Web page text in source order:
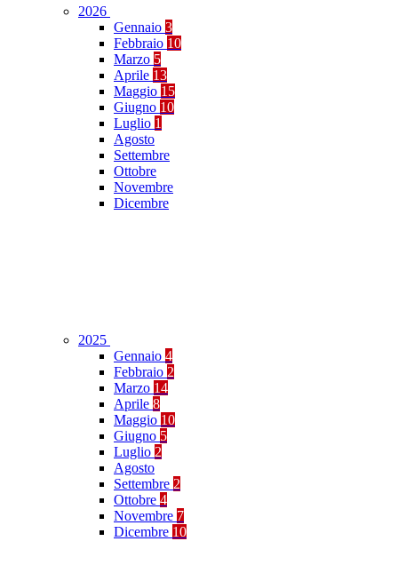
2026
Gennaio 3
Febbraio 10
Marzo 5
Aprile 13
Maggio 15
Giugno 10
Luglio 1
Agosto
Settembre
Ottobre
Novembre
Dicembre
2025
Gennaio 4
Febbraio 2
Marzo 14
Aprile 8
Maggio 10
Giugno 5
Luglio 2
Agosto
Settembre 2
Ottobre 4
Novembre 7
Dicembre 10